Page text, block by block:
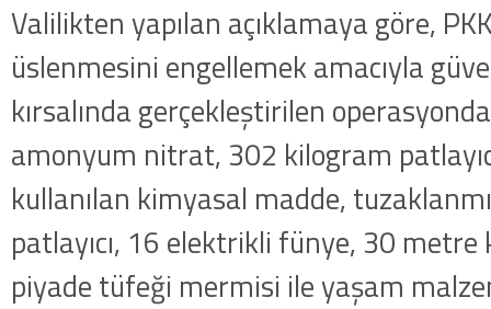
getirildi .
Valilikten yapılan açıklamaya göre,
üslenmesini engellemek amacıyla
kırsalında gerçekleştirilen
amonyum nitrat, 302 kilogram
kullanılan kimyasal madde,
patlayıcı, 16 elektrikli fünye, 30
piyade tüfeği mermisi ile yaşam